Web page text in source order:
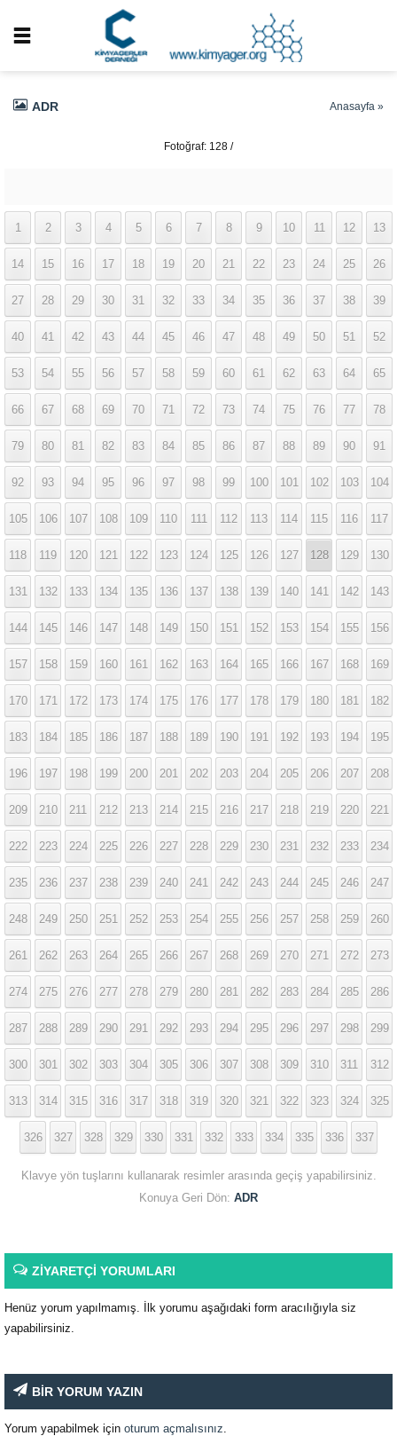
ADR Anasayfa »
Fotoğraf: 128 /
1 2 3 4 5 6 7 8 9 10 11 12 13
14 15 16 17 18 19 20 21 22 23 24 25 26
27 28 29 30 31 32 33 34 35 36 37 38 39
40 41 42 43 44 45 46 47 48 49 50 51 52
53 54 55 56 57 58 59 60 61 62 63 64 65
66 67 68 69 70 71 72 73 74 75 76 77 78
79 80 81 82 83 84 85 86 87 88 89 90 91
92 93 94 95 96 97 98 99 100 101 102 103 104
105 106 107 108 109 110 111 112 113 114 115 116 117
118 119 120 121 122 123 124 125 126 127 128 129 130
131 132 133 134 135 136 137 138 139 140 141 142 143
144 145 146 147 148 149 150 151 152 153 154 155 156
157 158 159 160 161 162 163 164 165 166 167 168 169
170 171 172 173 174 175 176 177 178 179 180 181 182
183 184 185 186 187 188 189 190 191 192 193 194 195
196 197 198 199 200 201 202 203 204 205 206 207 208
209 210 211 212 213 214 215 216 217 218 219 220 221
222 223 224 225 226 227 228 229 230 231 232 233 234
235 236 237 238 239 240 241 242 243 244 245 246 247
248 249 250 251 252 253 254 255 256 257 258 259 260
261 262 263 264 265 266 267 268 269 270 271 272 273
274 275 276 277 278 279 280 281 282 283 284 285 286
287 288 289 290 291 292 293 294 295 296 297 298 299
300 301 302 303 304 305 306 307 308 309 310 311 312
313 314 315 316 317 318 319 320 321 322 323 324 325
326 327 328 329 330 331 332 333 334 335 336 337
Klavye yön tuşlarını kullanarak resimler arasında geçiş yapabilirsiniz.
Konuya Geri Dön: ADR
ZİYARETÇİ YORUMLARI
Henüz yorum yapılmamış. İlk yorumu aşağıdaki form aracılığıyla siz
yapabilirsiniz.
BİR YORUM YAZIN
Yorum yapabilmek için oturum açmalısınız